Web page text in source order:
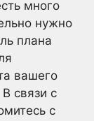
много
нужно
плана
вашего
связи с
с